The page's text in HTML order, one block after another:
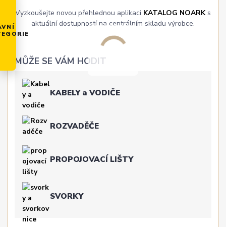
Vyzkoušejte novou přehlednou aplikaci KATALOG NOARKs
aktuální dostupností na centrálním skladu výrobce.
MŮŽE SE VÁM HODIT
KABELY a VODIČE
ROZVADĚČE
PROPOJOVACÍ LIŠTY
SVORKY